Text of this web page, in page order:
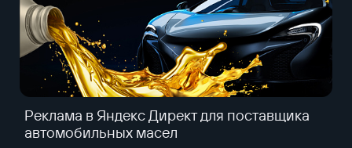
Реклама в Яндекс Директ для поставщика
автомобильных масел